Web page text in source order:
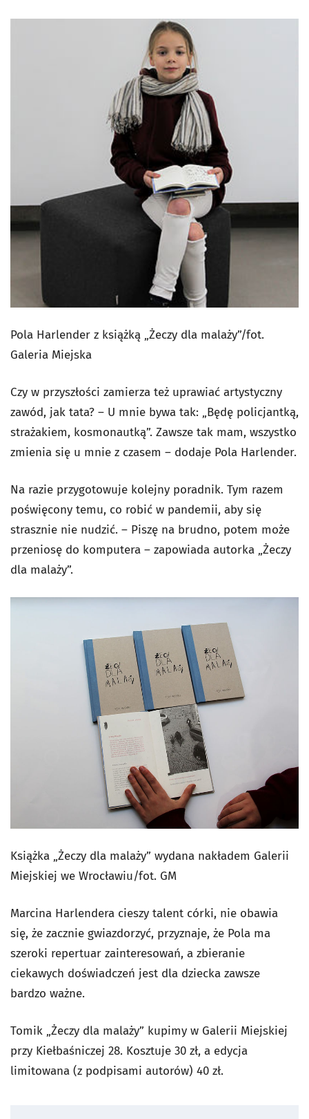
Pola Harlender z książką „Żeczy dla malaży”/fot.
Galeria Miejska
Czy w przyszłości zamierza też uprawiać artystyczny
zawód, jak tata? – U mnie bywa tak: „Będę policjantką,
strażakiem, kosmonautką”. Zawsze tak mam, wszystko
zmienia się u mnie z czasem – dodaje Pola Harlender.
Na razie przygotowuje kolejny poradnik. Tym razem
poświęcony temu, co robić w pandemii, aby się
strasznie nie nudzić. – Piszę na brudno, potem może
przeniosę do komputera – zapowiada autorka „Żeczy
dla malaży”.
Książka „Żeczy dla malaży” wydana nakładem Galerii
Miejskiej we Wrocławiu/fot. GM
Marcina Harlendera cieszy talent córki, nie obawia
się, że zacznie gwiazdorzyć, przyznaje, że Pola ma
szeroki repertuar zainteresowań, a zbieranie
ciekawych doświadczeń jest dla dziecka zawsze
bardzo ważne.
Tomik „Żeczy dla malaży” kupimy w Galerii Miejskiej
przy Kiełbaśniczej 28. Kosztuje 30 zł, a edycja
limitowana (z podpisami autorów) 40 zł.